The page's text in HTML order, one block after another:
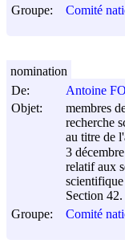
Groupe:
Comité
De:
Antoine
Objet:
membres
recherche
au titre de
3
relatif aux
scientifique
Section
Groupe:
Comité
nomination